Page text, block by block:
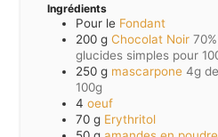
Ingrédients
Pour le Fondant
200 g Chocolat Noir
glucides simples pour
250 g mascarpone 4g
100g
4 oeuf
70 g Erythritol